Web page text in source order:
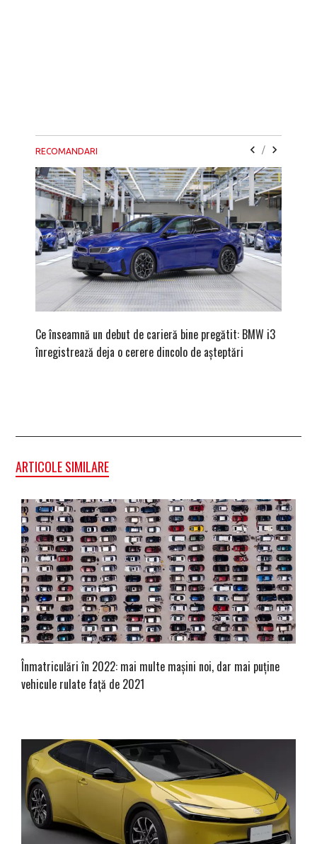
RECOMANDARI /
Ce înseamnă un debut de carieră bine pregătit: BMW i3
înregistrează deja o cerere dincolo de așteptări
ARTICOLE SIMILARE
Înmatriculări în 2022: mai multe mașini noi, dar mai puține
vehicule rulate față de 2021